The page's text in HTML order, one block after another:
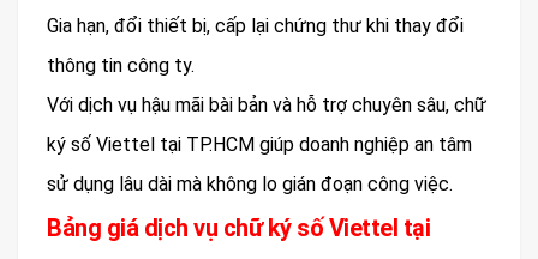
Gia hạn, đổi thiết bị, cấp lại chứng thư khi thay đổi
thông tin công ty.
Với dịch vụ hậu mãi bài bản và hỗ trợ chuyên sâu, chữ
ký số Viettel tại TP.HCM giúp doanh nghiệp an tâm
sử dụng lâu dài mà không lo gián đoạn công việc.
Bảng giá dịch vụ chữ ký số Viettel tại